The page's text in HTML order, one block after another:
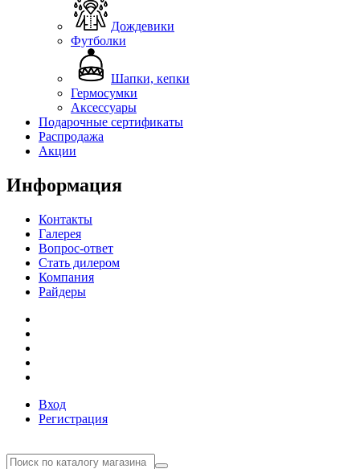
Дождевики
Футболки
Шапки, кепки
Гермосумки
Аксессуары
Подарочные сертификаты
Распродажа
Акции
Информация
Контакты
Галерея
Вопрос-ответ
Стать дилером
Компания
Райдеры
Вход
Регистрация